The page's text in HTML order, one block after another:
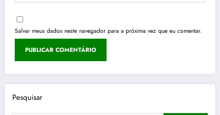
Salvar meus dados neste navegador para a próxima vez que eu comentar.
Pesquisar